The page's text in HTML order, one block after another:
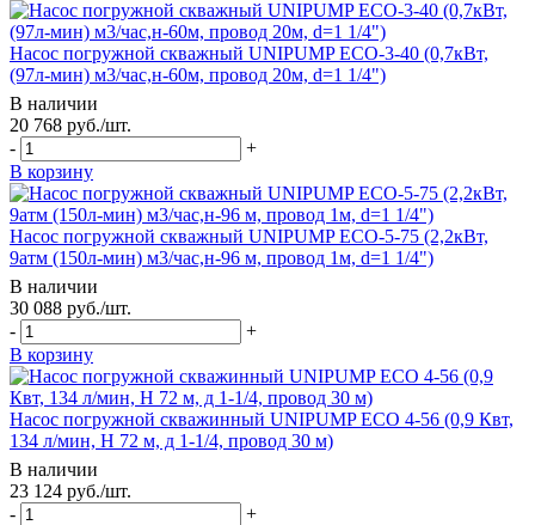
Насос погружной скважный UNIPUMP ECO-3-40 (0,7кВт,
(97л-мин) м3/час,н-60м, провод 20м, d=1 1/4")
В наличии
20 768 руб./шт.
-
+
В корзину
Насос погружной скважный UNIPUMP ECO-5-75 (2,2кВт,
9атм (150л-мин) м3/час,н-96 м, провод 1м, d=1 1/4")
В наличии
30 088 руб./шт.
-
+
В корзину
Насос погружной скважинный UNIPUMP ECO 4-56 (0,9 Квт,
134 л/мин, Н 72 м, д 1-1/4, провод 30 м)
В наличии
23 124 руб./шт.
-
+